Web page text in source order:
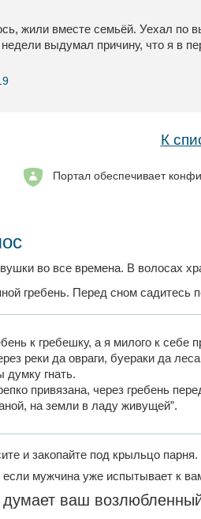
жили вместе семьёй. Уехал по
выдумал причину, что я в
К
Портал обеспечивает
во все времена. В волосах
гребень. Перед сном садитесь
к гребешку, а я милого к себе
реки да овраги, буераки да
думку гнать.
привязана, через гребень
на земли в ладу живущей”.
и закопайте под крыльцо парня.
мужчина уже испытывает к
ваш